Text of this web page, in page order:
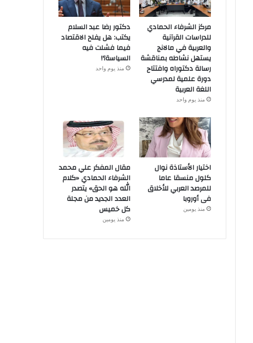
مركز الشرفاء الحمادي
للدراسات القرآنية
والعربية في مالانج
يستهل نشاطه بمناقشة
رسالة دكتوراه وافتتاح
دورة علمية لمدرسي
اللغة العربية
منذ يوم واحد
دكتور رضا عبد السلام
يكتب: هل يفلح الاقتصاد
فيما فشلت فيه
السياسة؟!
منذ يوم واحد
اختيار الأستاذة نوال
كلول منسقا عاما
للمرصد العربي للأخلاق
فى أوروبا
منذ يومين
مقال المفكر علي محمد
الشرفاء الحمادي «كلام
الله هو الحق» يتصدر
العدد الجديد من مجلة
كل خميس
منذ يومين